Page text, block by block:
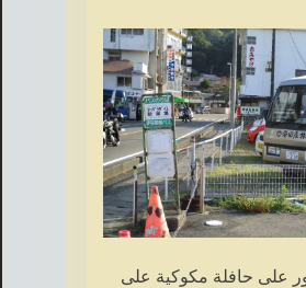
على حافلة مكوكية على